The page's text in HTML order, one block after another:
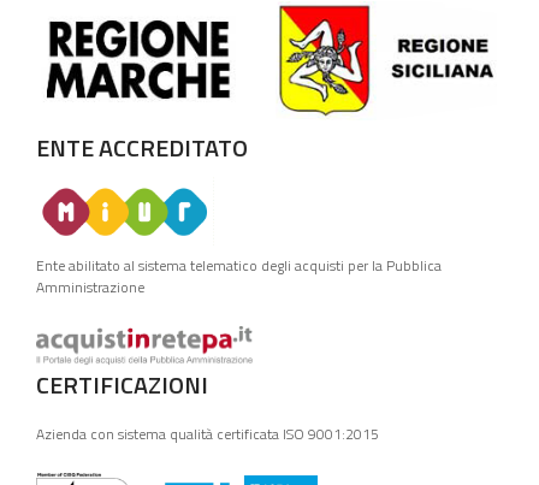
ENTE ACCREDITATO
Ente abilitato al sistema telematico degli acquisti per la Pubblica
Amministrazione
CERTIFICAZIONI
Azienda con sistema qualità certificata ISO 9001:2015